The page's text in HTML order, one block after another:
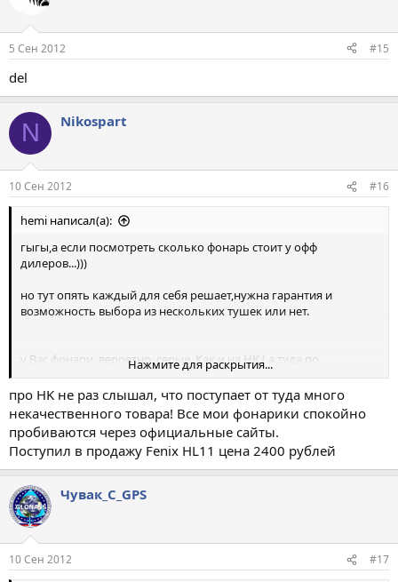
5 Сен 2012 #15
del
N Nikospart
10 Сен 2012 #16
hemi написал(а):
гыгы,а если посмотреть сколько фонарь стоит у офф
дилеров...)))
но тут опять каждый для себя решает,нужна гарантия и
возможность выбора из нескольких тушек или нет.
у Вас фонари ,вероятно, серые. Как и на HK ( а туда,по
некоторой информации,вообще сливают всякую отбраковку))
хотя кого то кривое пятно,клей на светодиоде и отсутствие
любой офф гарантии в пределах страны не смущает.
Нажмите для раскрытия...
про HK не раз слышал, что поступает от туда много
некачественного товара! Все мои фонарики спокойно
пробиваются через официальные сайты.
Поступил в продажу Fenix HL11 цена 2400 рублей
Чувак_С_GPS
10 Сен 2012 #17